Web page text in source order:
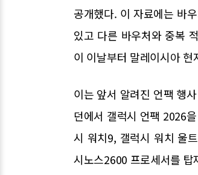
공개했다. 이 자료에는 바
있고 다른 바우처와 중복
이 이날부터 말레이시아
이는 앞서 알려진 언팩 행
던에서 갤럭시 언팩 2026
시 워치9, 갤럭시 워치 울
시노스2600 프로세서를